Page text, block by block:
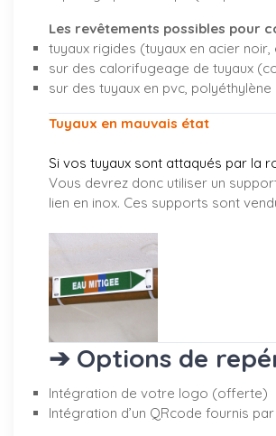
Les revêtements possibles pour
tuyaux rigides (tuyaux en acier
sur des calorifugeage de tuyaux
sur des tuyaux en pvc,
Tuyaux en mauvais état
Si vos tuyaux sont attaqués par la
Vous devrez donc utiliser un
lien en inox. Ces supports sont
➔ Options de
Intégration de votre logo (offerte)
Intégration d’un QRcode fournis